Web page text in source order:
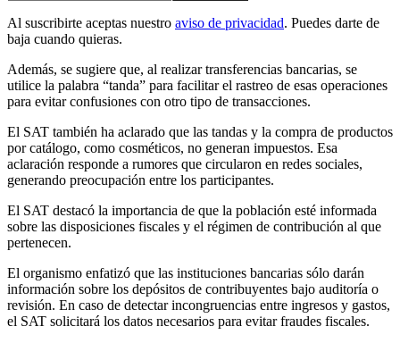
Al suscribirte aceptas nuestro aviso de privacidad. Puedes darte de
baja cuando quieras.
Además, se sugiere que, al realizar transferencias bancarias, se
utilice la palabra “tanda” para facilitar el rastreo de esas operaciones
para evitar confusiones con otro tipo de transacciones.
El SAT también ha aclarado que las tandas y la compra de productos
por catálogo, como cosméticos, no generan impuestos. Esa
aclaración responde a rumores que circularon en redes sociales,
generando preocupación entre los participantes.
El SAT destacó la importancia de que la población esté informada
sobre las disposiciones fiscales y el régimen de contribución al que
pertenecen.
El organismo enfatizó que las instituciones bancarias sólo darán
información sobre los depósitos de contribuyentes bajo auditoría o
revisión. En caso de detectar incongruencias entre ingresos y gastos,
el SAT solicitará los datos necesarios para evitar fraudes fiscales.